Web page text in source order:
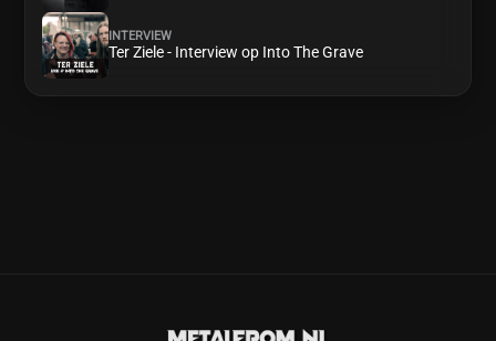
INTERVIEW
Ter Ziele - Interview op Into The Grave